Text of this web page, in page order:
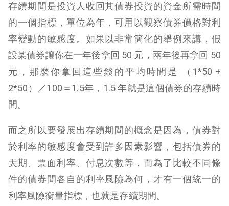
存續期間是投資人收回其債券投資的資金所需時間
的一個指標，單位為年，可用以觀察債券價格對利
率變動的敏感度。如果以非常簡化的舉例來講，假
設某債券讓你在一年後拿回 50 元，兩年後再拿回 50
元，那麼你拿回這些錢的平均時間是 （1*50 +
2*50）／100＝1.5年，1.5 年就是這個債券的存續時
間。
而之所以要發展出存續期間的概念是因為，債券對
於利率的敏感度會受到許多因素影響，包括債券的
天期、票面利率、付息次數等，而為了比較不同條
件的債券間各自的利率風險為何，才有一個統一的
利率風險衡量指標，也就是存續期間。